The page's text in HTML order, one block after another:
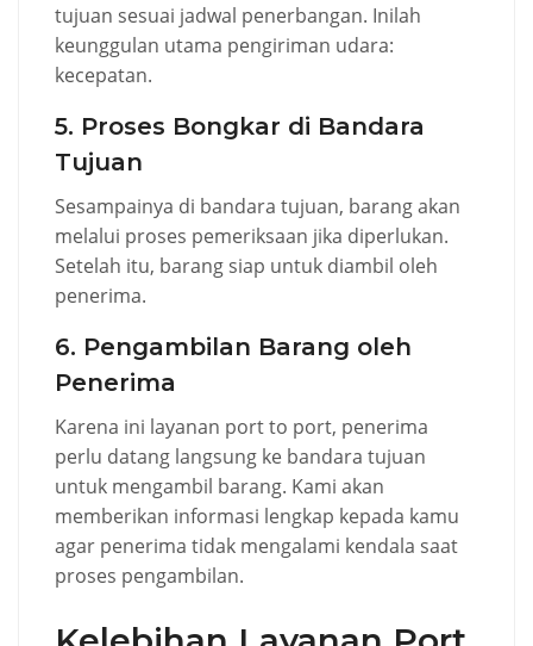
tujuan sesuai jadwal penerbangan. Inilah
keunggulan utama pengiriman udara:
kecepatan.
5. Proses Bongkar di Bandara
Tujuan
Sesampainya di bandara tujuan, barang akan
melalui proses pemeriksaan jika diperlukan.
Setelah itu, barang siap untuk diambil oleh
penerima.
6. Pengambilan Barang oleh
Penerima
Karena ini layanan port to port, penerima
perlu datang langsung ke bandara tujuan
untuk mengambil barang. Kami akan
memberikan informasi lengkap kepada kamu
agar penerima tidak mengalami kendala saat
proses pengambilan.